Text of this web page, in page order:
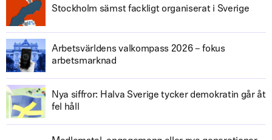
Stockholm sämst fackligt organiserat i Sverige
Arbetsvärldens valkompass 2026 – fokus
arbetsmarknad
Nya siffror: Halva Sverige tycker demokratin går åt
fel håll